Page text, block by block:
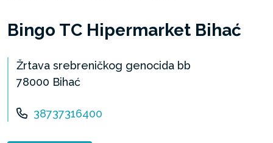
Bingo TC Hipermarket Bihać
Žrtava srebreničkog genocida bb
78000 Bihać
38737316400